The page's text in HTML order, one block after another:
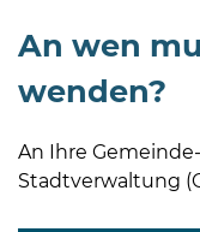
nach
Vereinbarung.
An wen
wenden?
An Ihre
Stadtverwaltung